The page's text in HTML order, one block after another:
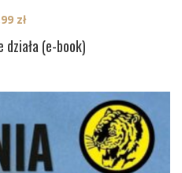
(e-book)
zł